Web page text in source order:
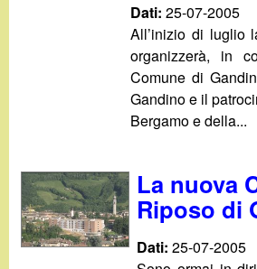
Dati:25-07-2005
All’inizio di luglio
organizzerà, in
Comune di
Gandino e il
Bergamo e della...
La nuova
Riposo di
Dati:25-07-2005